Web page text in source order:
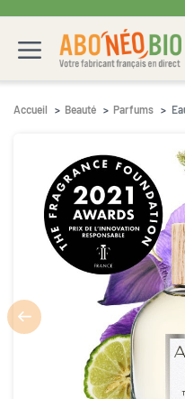
Accueil Beauté Parfums